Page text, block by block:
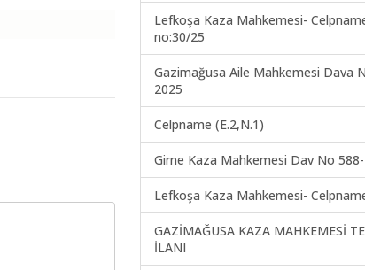
Lefkoşa Kaza Mahkemesi-
no:30/25
Gazimağusa Aile Mahkemesi Dava
2025
Celpname (E.2,N.1)
Girne Kaza Mahkemesi Dav No
Lefkoşa Kaza Mahkemesi-
GAZİMAĞUSA KAZA MAHKEMESİ
İLANI